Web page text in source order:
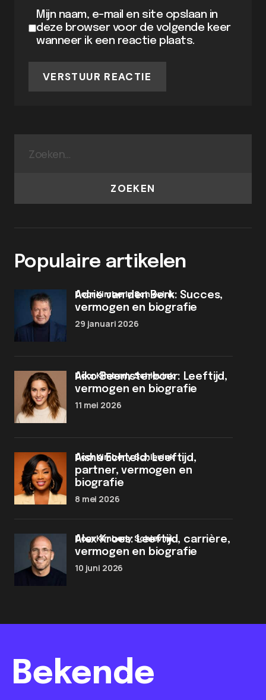
Mijn naam, e-mail en site opslaan in
deze browser voor de volgende keer
wanneer ik een reactie plaats.
VERSTUUR REACTIE
ZOEKEN
Populaire artikelen
Adrie van den Berk: Succes,
vermogen en biografie
door Kimberly Schievink
29 januari 2026
Aiko Beemsterboer: Leeftijd,
vermogen en biografie
door Kimberly Schievink
11 mei 2026
Aisha Echteld: Leeftijd,
partner, vermogen en
biografie
door Kimberly Schievink
8 mei 2026
Alex Kroes: Leeftijd, carrière,
vermogen en biografie
door Kimberly Schievink
10 juni 2026
Bekende